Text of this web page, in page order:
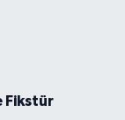
Fikstür